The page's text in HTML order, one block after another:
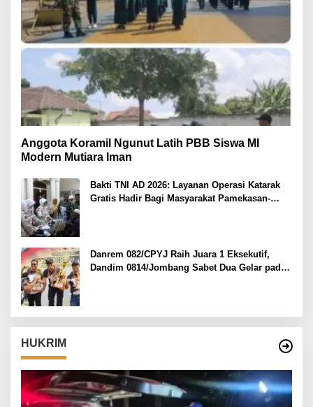
Anggota Koramil Ngunut Latih PBB Siswa MI
Modern Mutiara Iman
Bakti TNI AD 2026: Layanan Operasi Katarak
Gratis Hadir Bagi Masyarakat Pamekasan-
Danrem 082/CPYJ Raih Juara 1 Eksekutif,
Dandim 0814/Jombang Sabet Dua Gelar pada
HUKRIM